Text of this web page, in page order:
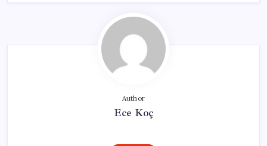
Author
Ece Koç